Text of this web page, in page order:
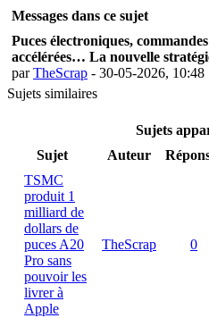
Messages dans ce sujet
Puces électroniques,
accélérées… La nouvelle
parTheScrap - 30-05-2026, 10:48
Sujets similaires
Sujets
Sujet
Auteur
TSMC
produit 1
milliard de
dollars de
puces A20
Pro sans
pouvoir les
livrer à
Apple
TheScrap 0